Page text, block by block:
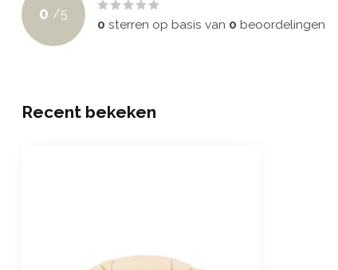
0 /5
0 sterren op basis van 0 beoordelingen
Recent bekeken